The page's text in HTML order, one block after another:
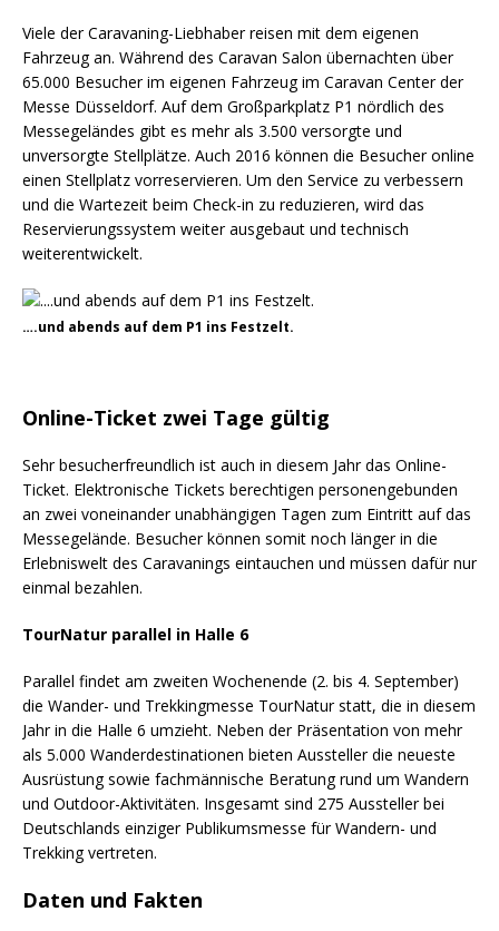
Viele der Caravaning-Liebhaber reisen mit dem eigenen
Fahrzeug an. Während des Caravan Salon übernachten über
65.000 Besucher im eigenen Fahrzeug im Caravan Center der
Messe Düsseldorf. Auf dem Großparkplatz P1 nördlich des
Messegeländes gibt es mehr als 3.500 versorgte und
unversorgte Stellplätze. Auch 2016 können die Besucher online
einen Stellplatz vorreservieren. Um den Service zu verbessern
und die Wartezeit beim Check-in zu reduzieren, wird das
Reservierungssystem weiter ausgebaut und technisch
weiterentwickelt.
….und abends auf dem P1 ins Festzelt.
Online-Ticket zwei Tage gültig
Sehr besucherfreundlich ist auch in diesem Jahr das Online-
Ticket. Elektronische Tickets berechtigen personengebunden
an zwei voneinander unabhängigen Tagen zum Eintritt auf das
Messegelände. Besucher können somit noch länger in die
Erlebniswelt des Caravanings eintauchen und müssen dafür nur
einmal bezahlen.
TourNatur parallel in Halle 6
Parallel findet am zweiten Wochenende (2. bis 4. September)
die Wander- und Trekkingmesse TourNatur statt, die in diesem
Jahr in die Halle 6 umzieht. Neben der Präsentation von mehr
als 5.000 Wanderdestinationen bieten Aussteller die neueste
Ausrüstung sowie fachmännische Beratung rund um Wandern
und Outdoor-Aktivitäten. Insgesamt sind 275 Aussteller bei
Deutschlands einziger Publikumsmesse für Wandern- und
Trekking vertreten.
Daten und Fakten